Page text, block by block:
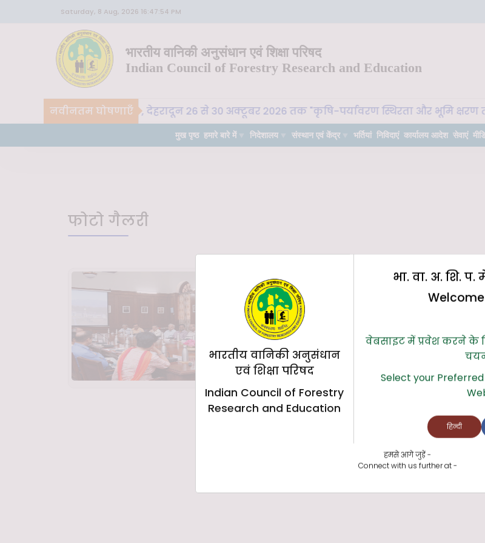
Saturday, 8 Aug, 2026 16:47:54 PM
भारतीय वानिकी अनुसंधान एवं शिक्षा परिषद
Indian Council of Forestry Research and Education
नवीनतम घोषणाएँ
CoE-SLM, भा. वा. अ. शि. प. , देहरादून 26 से 30 अक्टूबर 2026 तक "कृषि-पर्यावरण स्थिरता और भूमि
मुख पृष्ठ हमारे बारे में निदेशालय संस्थान एवं केंद्र भर्तियां निविदाएं कार्यालय आदेश सेवाएं
फोटो गैलरी
भारतीय वानिकी अनुसंधान
एवं शिक्षा परिषद
Indian Council of Forestry
Research and Education
भा. वा. अ. शि.
Welcome
वेबसाइट में प्रवेश करने के
Select your
हिन्दी
हमसे आगे जुड़ें -
Connect with us further at -